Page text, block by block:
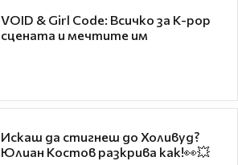
VOID & Girl Code: Всичко за K-pop
сцената и мечтите им
Искаш да стигнеш до Холивуд?
Юлиан Костов разкрива как!👀💥